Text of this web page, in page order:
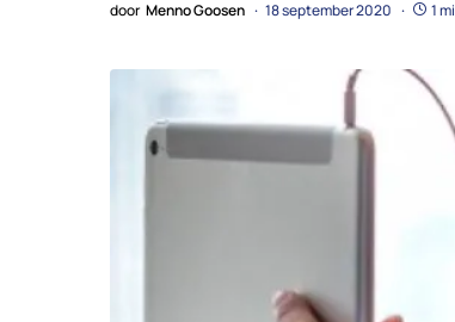
door Menno Goosen 18 september 2020 1